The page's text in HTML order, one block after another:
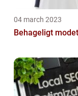
04 march 2023
Behageligt